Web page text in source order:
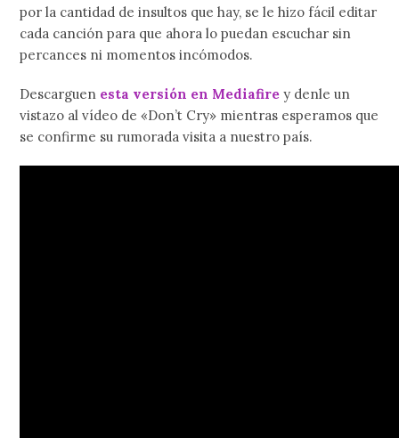
por la cantidad de insultos que hay, se le hizo fácil editar
cada canción para que ahora lo puedan escuchar sin
percances ni momentos incómodos.
Descarguen esta versión en Mediafire y denle un
vistazo al vídeo de «Don’t Cry» mientras esperamos que
se confirme su rumorada visita a nuestro país.